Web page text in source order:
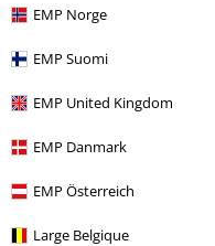
EMP Norge
EMP Suomi
EMP United Kingdom
EMP Danmark
EMP Österreich
Large Belgique
Vanaf€ 16,99
Colour
Wednesday